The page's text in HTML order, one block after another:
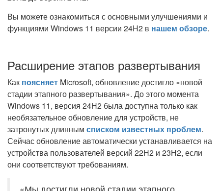
Вы можете ознакомиться с основными улучшениями и
функциями Windows 11 версии 24H2 в нашем обзоре.
Расширение этапов развертывания
Как поясняет Microsoft, обновление достигло «новой
стадии этапного развертывания». До этого момента
Windows 11, версия 24H2 была доступна только как
необязательное обновление для устройств, не
затронутых длинным списком известных проблем.
Сейчас обновление автоматически устанавливается на
устройства пользователей версий 22H2 и 23H2, если
они соответствуют требованиям.